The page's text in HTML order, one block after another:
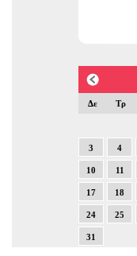
Δε Τρ
3 4
10 11
17 18
24 25
31